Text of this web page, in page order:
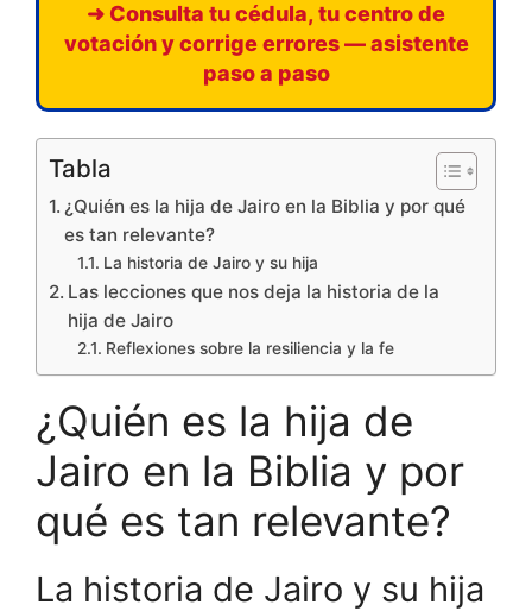
➜ Consulta tu cédula, tu centro de
votación y corrige errores — asistente
paso a paso
Tabla
¿Quién es la hija de Jairo en la Biblia y por qué
es tan relevante?
La historia de Jairo y su hija
Las lecciones que nos deja la historia de la
hija de Jairo
Reflexiones sobre la resiliencia y la fe
¿Quién es la hija de
Jairo en la Biblia y por
qué es tan relevante?
La historia de Jairo y su hija